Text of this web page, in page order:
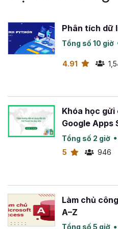
Pattern.
Tích hợp
để
Clone, TikTok Clone,...
Gitđể quản lý
xuất bản
Store / Google Play.
3. Tích hợp AI hỗ
Flutter
Cài đặt và cấu hình
Sử dụng Gemini / AI
Dùng Gemini để
xuất sửa lỗi trực tiếp
Phân tích dữ
Tổng số 10 giờ
4.91
Khóa học gửi
Google Apps
Tổng số 2 giờ
5
946
Làm chủ
A–Z
Tổng số 5 giờ